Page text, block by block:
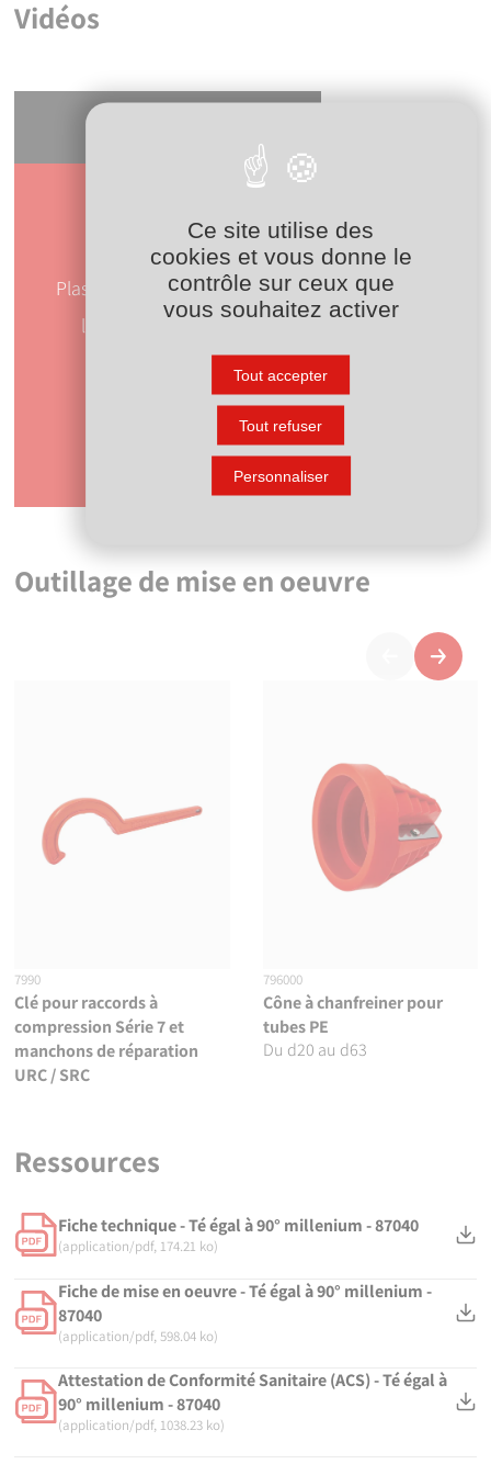
Vidéos
YouTube est désactivé. Autoriser
Nos formations
Plasson France accompagne vos équipes dans
l’apprentissage des bonnes pratiques de
raccordement du PE.
Découvrir nos formations
Outillage de mise en oeuvre
Précédent
7990
Clé pour raccords à
compression Série 7 et
manchons de réparation
URC / SRC
796000
Cône à chanfreiner pour
tubes PE
Du d20 au d63
Ressources
Fiche technique - Té égal à 90° millenium - 87040
(application/pdf, 174.21 ko)
Fiche de mise en oeuvre - Té égal à 90° millenium -
87040
(application/pdf, 598.04 ko)
Attestation de Conformité Sanitaire (ACS) - Té égal à
90° millenium - 87040
(application/pdf, 1038.23 ko)
Ce site utilise des
cookies et vous donne le
contrôle sur ceux que
vous souhaitez activer
Tout accepter
Tout refuser
Personnaliser